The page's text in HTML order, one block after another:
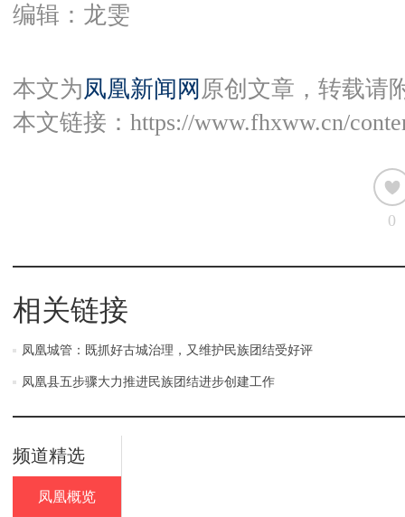
编辑：龙雯
本文为凤凰新闻网 原创文章，转载请
本文链接： https://www.fhxww.cn/
0
相关链接
凤凰城管：既抓好古城治理，又维护民族团结受好评
凤凰县五步骤大力推进民族团结进步创建工作
频道精选
凤凰概览